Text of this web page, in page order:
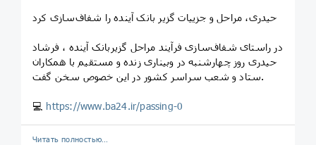
حیدری، مراحل و جزییات گزير بانک آینده را شفاف‌سازی کرد
در راستای شفاف‌سازی فرآیند مراحل گزيربانک آینده ، فرشاد
حیدری روز چهارشنبه در وبیناری زنده و مستقیم با همکاران
ستاد و شعب سراسر کشور در این خصوص سخن گفت.
💻 https://www.ba24.ir/passing-0
Читать полностью…